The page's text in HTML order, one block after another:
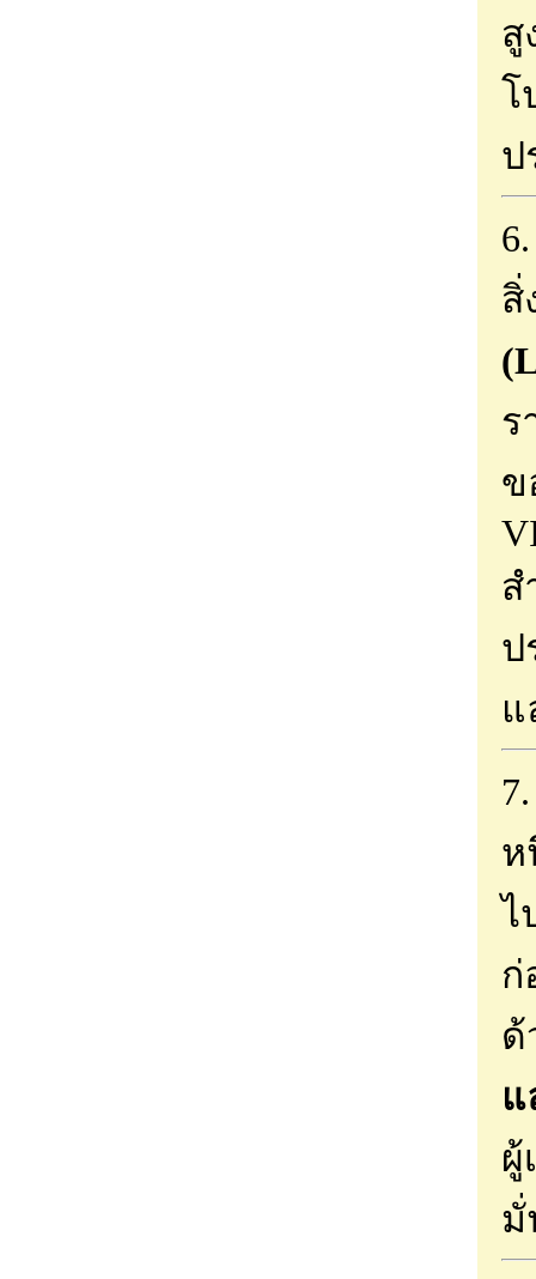
สู
โ
ป
สิ่
ร
ข
ส
ป
แ
ห
ไ
ก่
ด้
แ
ผู้
มั่